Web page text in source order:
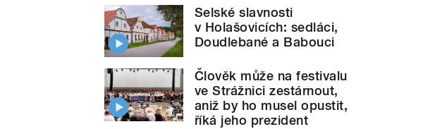
Selské slavnosti
v Holašovicích: sedláci,
Doudlebané a Babouci
Člověk může na festivalu
ve Strážnici zestárnout,
aniž by ho musel opustit,
říká jeho prezident